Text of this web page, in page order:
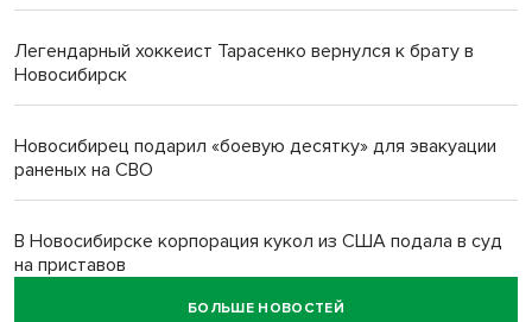
Легендарный хоккеист Тарасенко вернулся к брату в
Новосибирск
Новосибирец подарил «боевую десятку» для эвакуации
раненых на СВО
В Новосибирске корпорация кукол из США подала в суд
на приставов
БОЛЬШЕ НОВОСТЕЙ